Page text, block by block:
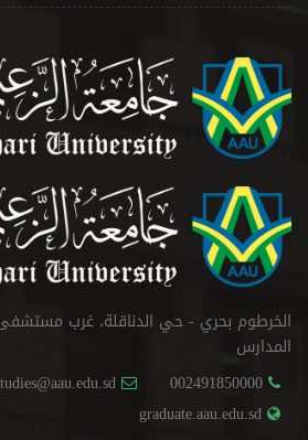
الخرطوم بحري - حي الدناقلة، غرب
المدارس
002491850000
graduate.aau.edu.sd